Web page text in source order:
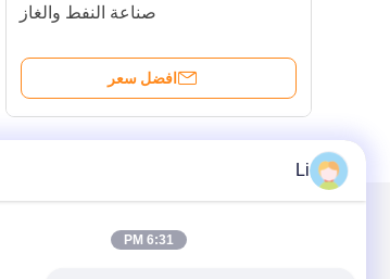
صناعة النفط والغاز
افضل سعر
Li
6:31 PM